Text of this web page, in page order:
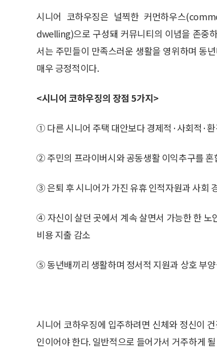
시니어 코하우징은 널찍한 커먼하우스
dwelling)으로 구성돼 커뮤니티의 이념을 존중
서는 주민들이 만족스러운 생활을 영위하며 동
매우 긍정적이다.
<시니어 코하우징의 장점 5가지>
① 다른 시니어 주택 대안보다 경제적·사회적·
② 주민의 프라이버시와 공동생활 이익추구를 혼
③ 은퇴 후 시니어가 가진 유휴 인적자원과 사회
④ 자신이 살던 곳에서 계속 살면서 가능한 한 노
비용 지출 감소
⑤ 동년배끼리 생활하며 정서적 지원과 상호 부
시니어 코하우징에 입주하려면 신체와 정신이
인이어야 한다. 일반적으로 들어가서 거주하게